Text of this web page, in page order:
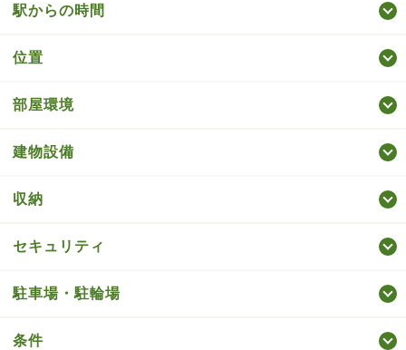
駅からの時間
位置
部屋環境
建物設備
収納
セキュリティ
駐車場・駐輪場
条件